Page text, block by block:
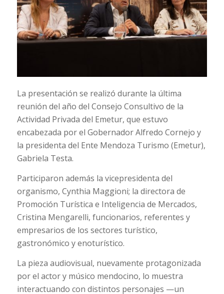
La presentación se realizó durante la última
reunión del año del Consejo Consultivo de la
Actividad Privada del Emetur, que estuvo
encabezada por el Gobernador Alfredo Cornejo y
la presidenta del Ente Mendoza Turismo (Emetur),
Gabriela Testa.
Participaron además la vicepresidenta del
organismo, Cynthia Maggioni; la directora de
Promoción Turística e Inteligencia de Mercados,
Cristina Mengarelli, funcionarios, referentes y
empresarios de los sectores turístico,
gastronómico y enoturístico.
La pieza audiovisual, nuevamente protagonizada
por el actor y músico mendocino, lo muestra
interactuando con distintos personajes —un